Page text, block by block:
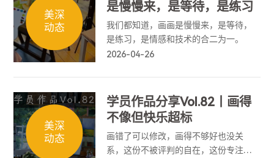
美深
动态
是慢慢来，是等待，是练习
我们都知道，画画是慢慢来，是等待，
是练习，是情感和技术的合二为一。
2026-04-26
美深
动态
学员作品分享Vol.82丨画得
不像但快乐超标
画错了可以修改，画得不够好也没关
系，这份不被评判的自在，这份专注于